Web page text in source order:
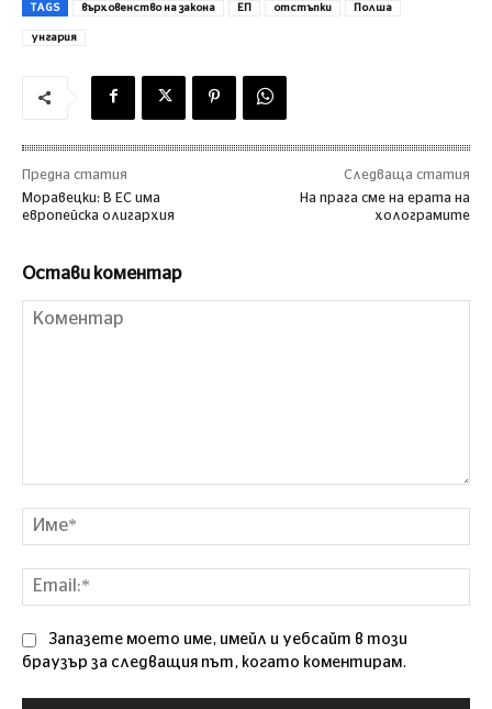
TAGS върховенство на закона ЕП отстъпки Полша
унгария
Предна статия
Моравецки: В ЕС има
европейска олигархия
Следваща статия
На прага сме на ерата на
холограмите
Остави коментар
Запазете моето име, имейл и уебсайт в този
браузър за следващия път, когато коментирам.